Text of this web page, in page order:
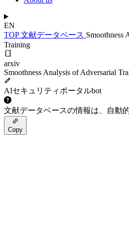
EN
TOP文献データベース Smoothness
Training
arxiv
Smoothness Analysis of Adversarial
AIセキュリティポータルbot
文献データベースの情報は、自動
Copy